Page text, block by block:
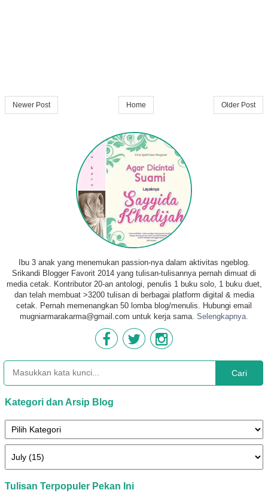
Newer Post Older Post
Home
Ibu 3 anak yang menemukan passion-nya dalam aktivitas ngeblog.
Srikandi Blogger Favorit 2014 yang tulisan-tulisannya pernah dimuat di
media cetak. Kontributor 20-an antologi, penulis 1 buku solo, 1 buku duet,
dan telah membuat >3200 tulisan di berbagai platform digital & media
cetak. Pernah memenangkan 50 lomba blog/menulis. Hubungi email
mugniarmarakarma@gmail.com untuk kerja sama. Selengkapnya.
Cari
Kategori dan Arsip Blog
Tulisan Terpopuler Pekan Ini